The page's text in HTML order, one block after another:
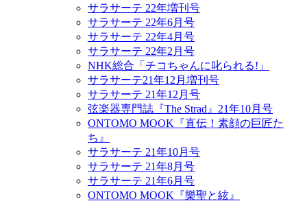
サラサーテ 22年増刊号
サラサーテ 22年6月号
サラサーテ 22年4月号
サラサーテ 22年2月号
NHK総合「チコちゃんに叱られる!」
サラサーテ21年12月増刊号
サラサーテ 21年12月号
弦楽器専門誌『The Strad』21年10月号
ONTOMO MOOK『直伝！素顔の巨匠た
ち』
サラサーテ 21年10月号
サラサーテ 21年8月号
サラサーテ 21年6月号
ONTOMO MOOK『樂聖と絃』